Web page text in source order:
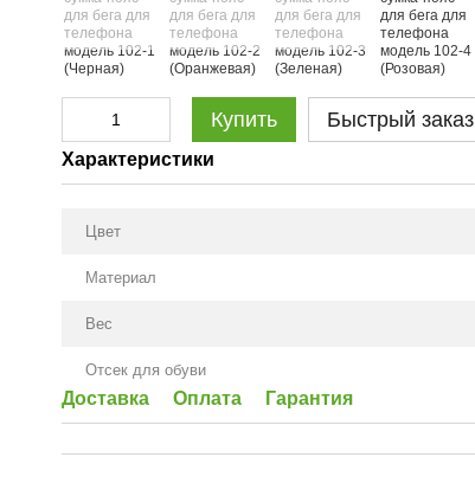
Купить Быстрый заказ
Характеристики
Цвет
Материал
Вес
Отсек для обуви
Доставка Оплата Гарантия